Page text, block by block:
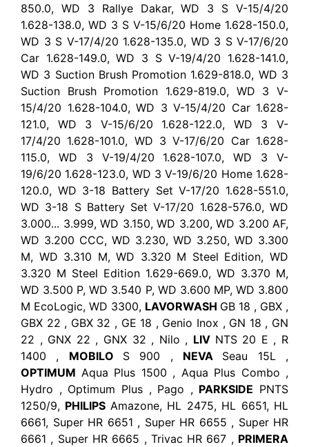
850.0, WD 3 Rallye Dakar, WD 3 S V-15/4/20
1.628-138.0, WD 3 S V-15/6/20 Home 1.628-150.0,
WD 3 S V-17/4/20 1.628-135.0, WD 3 S V-17/6/20
Car 1.628-149.0, WD 3 S V-19/4/20 1.628-141.0,
WD 3 Suction Brush Promotion 1.629-818.0, WD 3
Suction Brush Promotion 1.629-819.0, WD 3 V-
15/4/20 1.628-104.0, WD 3 V-15/4/20 Car 1.628-
121.0, WD 3 V-15/6/20 1.628-122.0, WD 3 V-
17/4/20 1.628-101.0, WD 3 V-17/6/20 Car 1.628-
115.0, WD 3 V-19/4/20 1.628-107.0, WD 3 V-
19/6/20 1.628-123.0, WD 3 V-19/6/20 Home 1.628-
120.0, WD 3-18 Battery Set V-17/20 1.628-551.0,
WD 3-18 S Battery Set V-17/20 1.628-576.0, WD
3.000... 3.999, WD 3.150, WD 3.200, WD 3.200 AF,
WD 3.200 CCC, WD 3.230, WD 3.250, WD 3.300
M, WD 3.310 M, WD 3.320 M Steel Edition, WD
3.320 M Steel Edition 1.629-669.0, WD 3.370 M,
WD 3.500 P, WD 3.540 P, WD 3.600 MP, WD 3.800
M EcoLogic, WD 3300, LAVORWASH GB 18 , GBX ,
GBX 22 , GBX 32 , GE 18 , Genio Inox , GN 18 , GN
22 , GNX 22 , GNX 32 , Nilo , LIV NTS 20 E , R
1400 , MOBILO S 900 , NEVA Seau 15L ,
OPTIMUM Aqua Plus 1500 , Aqua Plus Combo ,
Hydro , Optimum Plus , Pago , PARKSIDE PNTS
1250/9, PHILIPS Amazone, HL 2475, HL 6651, HL
6661, Super HR 6651 , Super HR 6655 , Super HR
6661 , Super HR 6665 , Trivac HR 667 , PRIMERA